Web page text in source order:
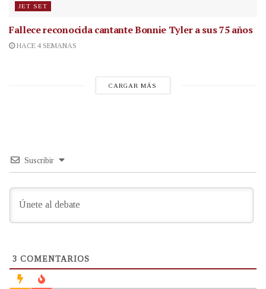
JET SET
Fallece reconocida cantanteBonnie Tyler a sus 75 años
HACE 4 SEMANAS
CARGAR MÁS
Suscribir
3 COMENTARIOS